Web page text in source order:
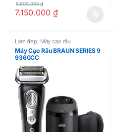
7.150.000 ₫
8.500.000₫
Làm đẹp, Máy cạo râu
Máy Cạo Râu BRAUN SERIES 9
9360CC